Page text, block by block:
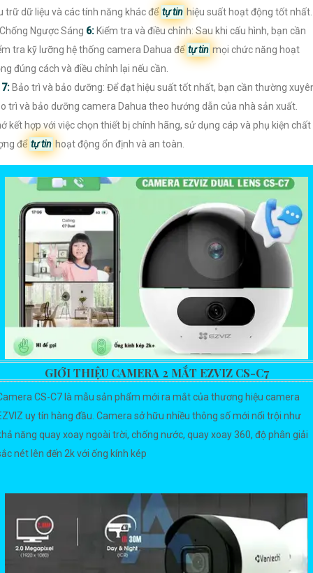
trữ dữ liệu và các tính năng khác để tự tin hiệu suất hoạt động tốt nhất.
Ngược Sáng 6: Kiểm tra và điều chỉnh: Sau khi cấu hình, bạn cần
tra kỹ lưỡng hệ thống camera Dahua để tự tin mọi chức năng hoạt
đúng cách và điều chỉnh lại nếu cần.
7: Bảo trì và bảo dưỡng: Để đạt hiệu suất tốt nhất, bạn cần thường
trì và bảo dưỡng camera Dahua theo hướng dẫn của nhà sản xuất.
kết hợp với việc chọn thiết bị chính hãng, sử dụng cáp và phụ kiện chất
để tự tin hoạt động ổn định và an toàn.
GIỚI THIỆU CAMERA 2 MẮT EZVIZ CS-C7
CS-C7 là mẫu sản phẩm mới ra mắt của thương hiệu camera
uy tín hàng đầu. Camera sở hữu nhiều thông số mới nổi trội như
năng quay xoay ngoài trời, chống nước, quay xoay 360, độ phân giải
nét lên đến 2k với ống kính kép